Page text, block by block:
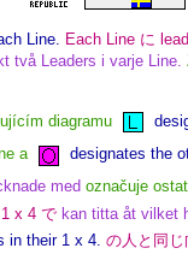
Line. Each Line に
två Leaders i varje Line.
diagramu
a designates the
med označuje
x 4 で kan titta åt vilket
in their 1 x 4. の人と同